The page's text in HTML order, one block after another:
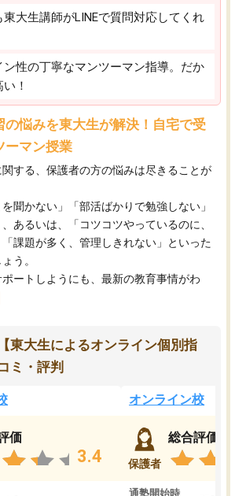
大生講師がLINEで質問対応してくれ
ン性の丁寧なマンツーマン指導。だか
！
の悩みを東大生が解決！自宅で受
ーマン授業
する、保護者の方の悩みは尽きることが
を聞かない」「部活ばかりで勉強しない」
、あるいは、「コツコツやっているのに、
課題が多く、管理しきれない」といった
う。
ートしようにも、最新の教育事情がわ
東大生によるオンライン個別指
ミ・評判
価
3.4
オンライン校
保護者
総合評価
通塾開始時